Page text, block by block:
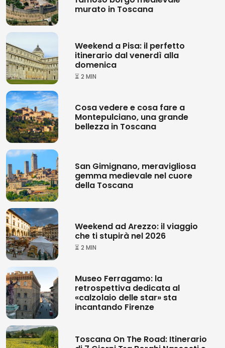
murato in Toscana
Weekend a Pisa: il perfetto
itinerario dal venerdì alla
domenica
⏳ 2 MIN
Cosa vedere e cosa fare a
Montepulciano, una grande
bellezza in Toscana
San Gimignano, meravigliosa
gemma medievale nel cuore
della Toscana
Weekend ad Arezzo: il viaggio
che ti stupirà nel 2026
⏳ 2 MIN
Museo Ferragamo: la
retrospettiva dedicata al
«calzolaio delle star» sta
incantando Firenze
Toscana On The Road: Itinerario